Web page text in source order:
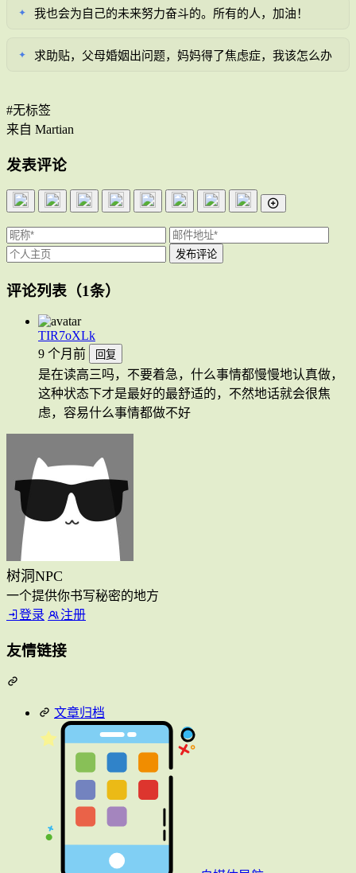
✦ 我也会为自己的未来努力奋斗的。所有的人，加油！
✦ 求助贴，父母婚姻出问题，妈妈得了焦虑症，我该怎么办
#无标签
来自 Martian
发表评论
评论列表 （1条）
TIR7oXLk
9 个月前
回复
是在读高三吗，不要着急，什么事情都慢慢地认真做，
这种状态下才是最好的最舒适的，不然地话就会很焦
虑，容易什么事情都做不好
树洞NPC
一个提供你书写秘密的地方
登录
注册
友情链接
文章归档